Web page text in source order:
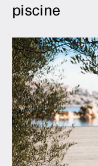
piscine